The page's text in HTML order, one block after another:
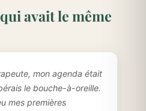
avait le même
mon agenda était
le bouche-à-oreille.
mes premières